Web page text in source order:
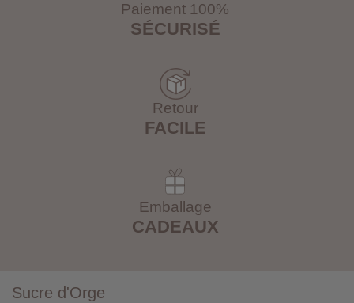
Paiement 100%
SÉCURISÉ
Retour
FACILE
Emballage
CADEAUX
Sucre d'Orge